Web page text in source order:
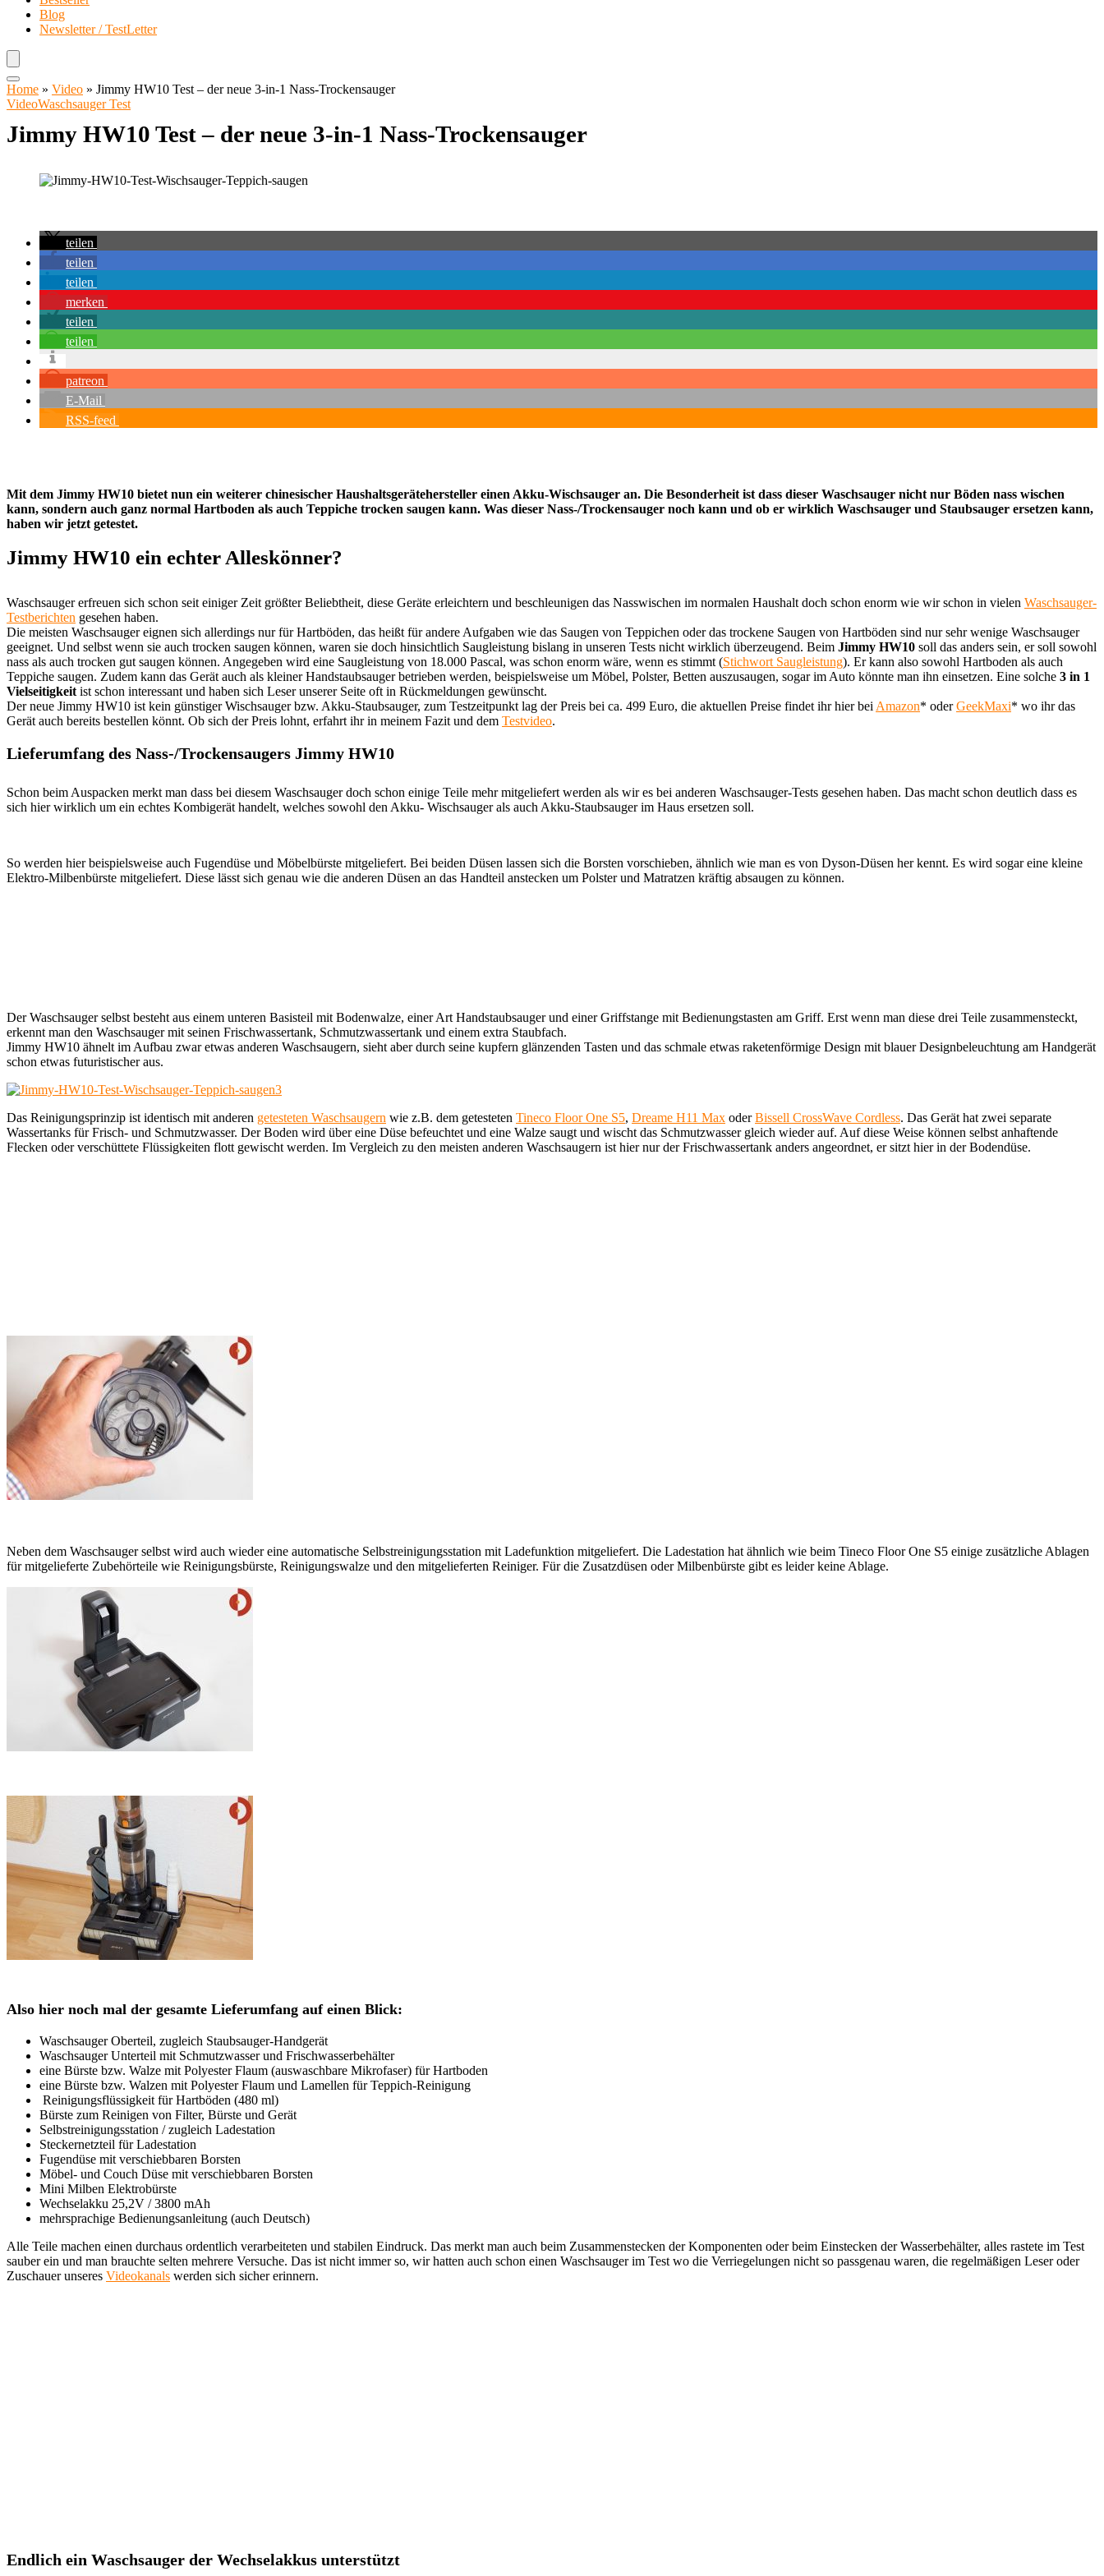
Blog
Newsletter / TestLetter
Home » Video » Jimmy HW10 Test – der neue 3-in-1 Nass-Trockensauger
VideoWaschsauger Test
Jimmy HW10 Test – der neue 3-in-1 Nass-Trockensauger
teilen
teilen
teilen
merken
teilen
teilen
patreon
E-Mail
RSS-feed
Mit dem Jimmy HW10 bietet nun ein weiterer chinesischer Haushaltsgerätehersteller einen Akku-Wischsauger an. Die Besonderheit ist dass dieser Waschsauger nicht nur Böden nass wischen
kann, sondern auch ganz normal Hartboden als auch Teppiche trocken saugen kann. Was dieser Nass-/Trockensauger noch kann und ob er wirklich Waschsauger und Staubsauger ersetzen kann,
haben wir jetzt getestet.
Jimmy HW10 ein echter Alleskönner?
Waschsauger erfreuen sich schon seit einiger Zeit größter Beliebtheit, diese Geräte erleichtern und beschleunigen das Nasswischen im normalen Haushalt doch schon enorm wie wir schon in vielen Waschsauger-
Testberichten gesehen haben.
Die meisten Waschsauger eignen sich allerdings nur für Hartböden, das heißt für andere Aufgaben wie das Saugen von Teppichen oder das trockene Saugen von Hartböden sind nur sehr wenige Waschsauger
geeignet. Und selbst wenn sie auch trocken saugen können, waren sie doch hinsichtlich Saugleistung bislang in unseren Tests nicht wirklich überzeugend. Beim Jimmy HW10 soll das anders sein, er soll sowohl
nass als auch trocken gut saugen können. Angegeben wird eine Saugleistung von 18.000 Pascal, was schon enorm wäre, wenn es stimmt (Stichwort Saugleistung). Er kann also sowohl Hartboden als auch
Teppiche saugen. Zudem kann das Gerät auch als kleiner Handstaubsauger betrieben werden, beispielsweise um Möbel, Polster, Betten auszusaugen, sogar im Auto könnte man ihn einsetzen. Eine solche 3 in 1
Vielseitigkeit ist schon interessant und haben sich Leser unserer Seite oft in Rückmeldungen gewünscht.
Der neue Jimmy HW10 ist kein günstiger Wischsauger bzw. Akku-Staubsauger, zum Testzeitpunkt lag der Preis bei ca. 499 Euro, die aktuellen Preise findet ihr hier bei Amazon* oderGeekMaxi* wo ihr das
Gerät auch bereits bestellen könnt. Ob sich der Preis lohnt, erfahrt ihr in meinem Fazit und dem Testvideo.
Lieferumfang des Nass-/Trockensaugers Jimmy HW10
Schon beim Auspacken merkt man dass bei diesem Waschsauger doch schon einige Teile mehr mitgeliefert werden als wir es bei anderen Waschsauger-Tests gesehen haben. Das macht schon deutlich dass es
sich hier wirklich um ein echtes Kombigerät handelt, welches sowohl den Akku- Wischsauger als auch Akku-Staubsauger im Haus ersetzen soll.
So werden hier beispielsweise auch Fugendüse und Möbelbürste mitgeliefert. Bei beiden Düsen lassen sich die Borsten vorschieben, ähnlich wie man es von Dyson-Düsen her kennt. Es wird sogar eine kleine
Elektro-Milbenbürste mitgeliefert. Diese lässt sich genau wie die anderen Düsen an das Handteil anstecken um Polster und Matratzen kräftig absaugen zu können.
Der Waschsauger selbst besteht aus einem unteren Basisteil mit Bodenwalze, einer Art Handstaubsauger und einer Griffstange mit Bedienungstasten am Griff. Erst wenn man diese drei Teile zusammensteckt,
erkennt man den Waschsauger mit seinen Frischwassertank, Schmutzwassertank und einem extra Staubfach.
Jimmy HW10 ähnelt im Aufbau zwar etwas anderen Waschsaugern, sieht aber durch seine kupfern glänzenden Tasten und das schmale etwas raketenförmige Design mit blauer Designbeleuchtung am Handgerät
schon etwas futuristischer aus.
Das Reinigungsprinzip ist identisch mit anderen getesteten Waschsaugern wie z.B. dem getesteten Tineco Floor One S5, Dreame H11 Max oderBissell CrossWave Cordless. Das Gerät hat zwei separate
Wassertanks für Frisch- und Schmutzwasser. Der Boden wird über eine Düse befeuchtet und eine Walze saugt und wischt das Schmutzwasser gleich wieder auf. Auf diese Weise können selbst anhaftende
Flecken oder verschüttete Flüssigkeiten flott gewischt werden. Im Vergleich zu den meisten anderen Waschsaugern ist hier nur der Frischwassertank anders angeordnet, er sitzt hier in der Bodendüse.
Neben dem Waschsauger selbst wird auch wieder eine automatische Selbstreinigungsstation mit Ladefunktion mitgeliefert. Die Ladestation hat ähnlich wie beim Tineco Floor One S5 einige zusätzliche Ablagen
für mitgelieferte Zubehörteile wie Reinigungsbürste, Reinigungswalze und den mitgelieferten Reiniger. Für die Zusatzdüsen oder Milbenbürste gibt es leider keine Ablage.
Also hier noch mal der gesamte Lieferumfang auf einen Blick:
Waschsauger Oberteil, zugleich Staubsauger-Handgerät
Waschsauger Unterteil mit Schmutzwasser und Frischwasserbehälter
eine Bürste bzw. Walze mit Polyester Flaum (auswaschbare Mikrofaser) für Hartboden
eine Bürste bzw. Walzen mit Polyester Flaum und Lamellen für Teppich-Reinigung
Reinigungsflüssigkeit für Hartböden (480 ml)
Bürste zum Reinigen von Filter, Bürste und Gerät
Selbstreinigungsstation / zugleich Ladestation
Steckernetzteil für Ladestation
Fugendüse mit verschiebbaren Borsten
Möbel- und Couch Düse mit verschiebbaren Borsten
Mini Milben Elektrobürste
Wechselakku 25,2V / 3800 mAh
mehrsprachige Bedienungsanleitung (auch Deutsch)
Alle Teile machen einen durchaus ordentlich verarbeiteten und stabilen Eindruck. Das merkt man auch beim Zusammenstecken der Komponenten oder beim Einstecken der Wasserbehälter, alles rastete im Test
sauber ein und man brauchte selten mehrere Versuche. Das ist nicht immer so, wir hatten auch schon einen Waschsauger im Test wo die Verriegelungen nicht so passgenau waren, die regelmäßigen Leser oder
Zuschauer unseres Videokanals werden sich sicher erinnern.
Endlich ein Waschsauger der Wechselakkus unterstützt